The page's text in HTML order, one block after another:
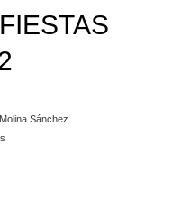
Sánchez